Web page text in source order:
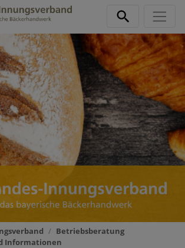
springen
Betriebsberatung
Informationen